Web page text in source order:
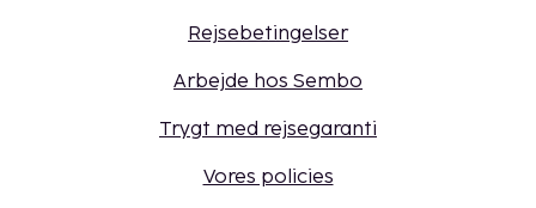
Rejsebetingelser
Arbejde hos Sembo
Trygt med rejsegaranti
Vores policies